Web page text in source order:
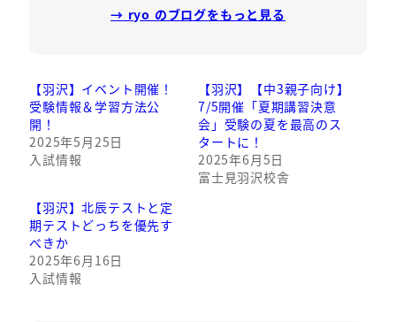
→ ryo のブログをもっと見る
【羽沢】イベント開催！
受験情報＆学習方法公
開！
2025年5月25日
入試情報
【羽沢】【中3親子向け】
7/5開催「夏期講習決意
会」受験の夏を最高のス
タートに！
2025年6月5日
富士見羽沢校舎
【羽沢】北辰テストと定
期テストどっちを優先す
べきか
2025年6月16日
入試情報